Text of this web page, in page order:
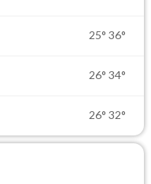
25° 36°
26° 34°
26° 32°